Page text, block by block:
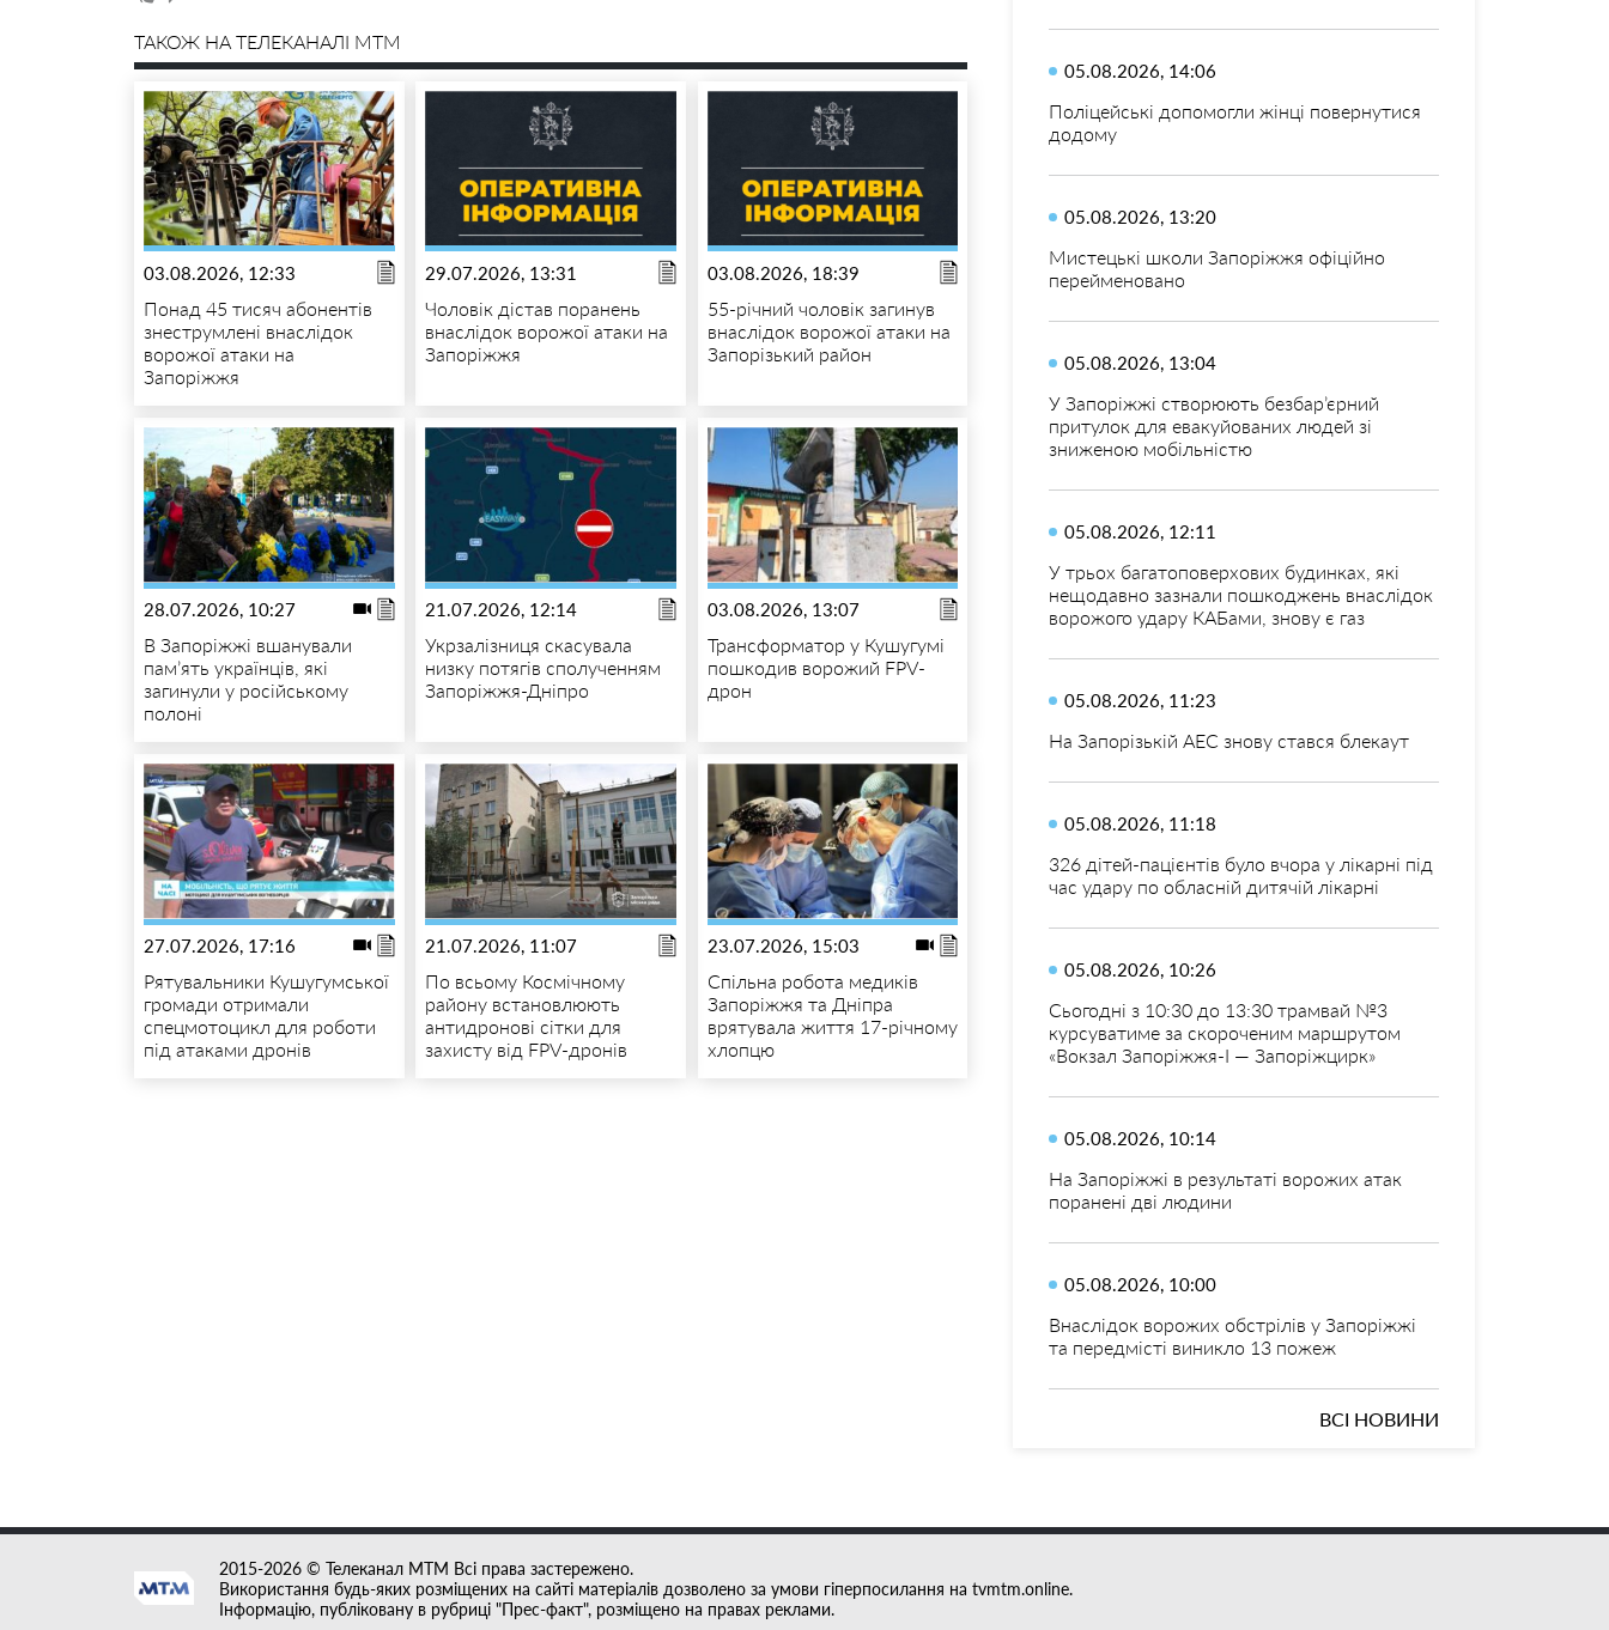
ТАКОЖ НА ТЕЛЕКАНАЛІ MTM
03.08.2026, 12:33
Понад 45 тисяч абонентів
знеструмлені внаслідок
ворожої атаки на
Запоріжжя
29.07.2026, 13:31
Чоловік дістав поранень
внаслідок ворожої атаки на
Запоріжжя
03.08.2026, 18:39
55-річний чоловік загинув
внаслідок ворожої атаки на
Запорізький район
28.07.2026, 10:27
В Запоріжжі вшанували
пам’ять українців, які
загинули у російському
полоні
21.07.2026, 12:14
Укрзалізниця скасувала
низку потягів сполученням
Запоріжжя-Дніпро
03.08.2026, 13:07
Трансформатор у Кушугумі
пошкодив ворожий FPV-
дрон
27.07.2026, 17:16
Рятувальники Кушугумської
громади отримали
спецмотоцикл для роботи
під атаками дронів
21.07.2026, 11:07
По всьому Космічному
району встановлюють
антидронові сітки для
захисту від FPV-дронів
23.07.2026, 15:03
Спільна робота медиків
Запоріжжя та Дніпра
врятувала життя 17-річному
хлопцю
05.08.2026, 14:06
Поліцейські допомогли жінці повернутися
додому
05.08.2026, 13:20
Мистецькі школи Запоріжжя офіційно
перейменовано
05.08.2026, 13:04
У Запоріжжі створюють безбар’єрний
притулок для евакуйованих людей зі
зниженою мобільністю
05.08.2026, 12:11
У трьох багатоповерхових будинках, які
нещодавно зазнали пошкоджень внаслідок
ворожого удару КАБами, знову є газ
05.08.2026, 11:23
На Запорізькій АЕС знову стався блекаут
05.08.2026, 11:18
326 дітей-пацієнтів було вчора у лікарні під
час удару по обласній дитячій лікарні
05.08.2026, 10:26
Сьогодні з 10:30 до 13:30 трамвай №3
курсуватиме за скороченим маршрутом
«Вокзал Запоріжжя-I — Запоріжцирк»
05.08.2026, 10:14
На Запоріжжі в результаті ворожих атак
поранені дві людини
05.08.2026, 10:00
Внаслідок ворожих обстрілів у Запоріжжі
та передмісті виникло 13 пожеж
ВСІ НОВИНИ
2015-2026 © Телеканал MTM Всі права застережено.
Використання будь-яких розміщених на сайті матеріалів дозволено за умови гіперпосилання на tvmtm.online.
Інформацію, публіковану в рубриці "Прес-факт", розміщено на правах реклами.